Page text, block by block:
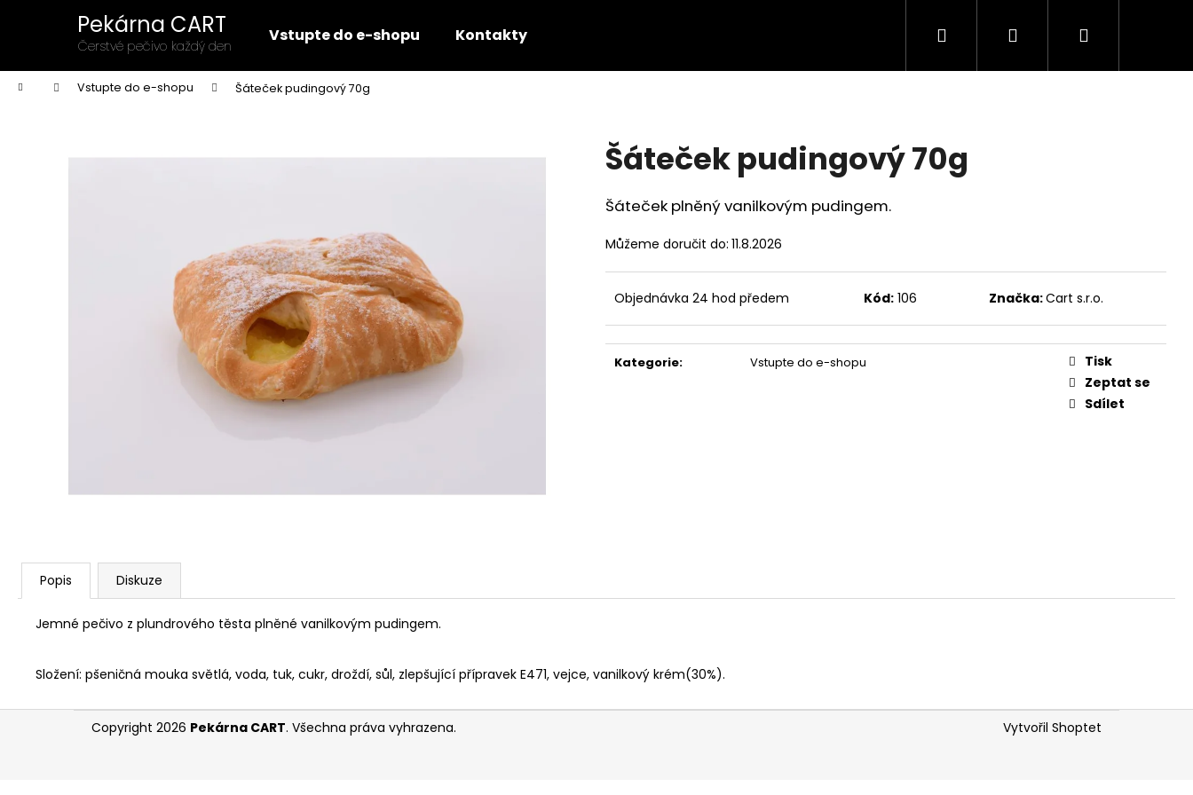
Pekárna CART
Čerstvé pečivo každý den
Vstupte do e-shopu Kontakty Hledat PřihlášeníNákupní
Domů Vstupte do e-shopu Šáteček pudingový 70g
Šáteček pudingový 70g
Šáteček plněný vanilkovým pudingem.
Můžeme doručit do: 11.8.2026
Objednávka 24 hod předem Kód: 106 Značka:Cart s.r.o.
Kategorie: Vstupte do e-shopu
Tisk
Zeptat se
Sdílet
Popis Diskuze
Jemné pečivo z plundrového těsta plněné vanilkovým pudingem.
Složení: pšeničná mouka světlá, voda, tuk, cukr, droždí, sůl, zlepšující přípravek E471, vejce, vanilkový krém(30%).
í
Zpět
do
obchodu
Zpět
do
obchodu
HLEDAT
Z Vytvořil Shoptet
Copyright 2026 Pekárna CART. Všechna práva vyhrazena.